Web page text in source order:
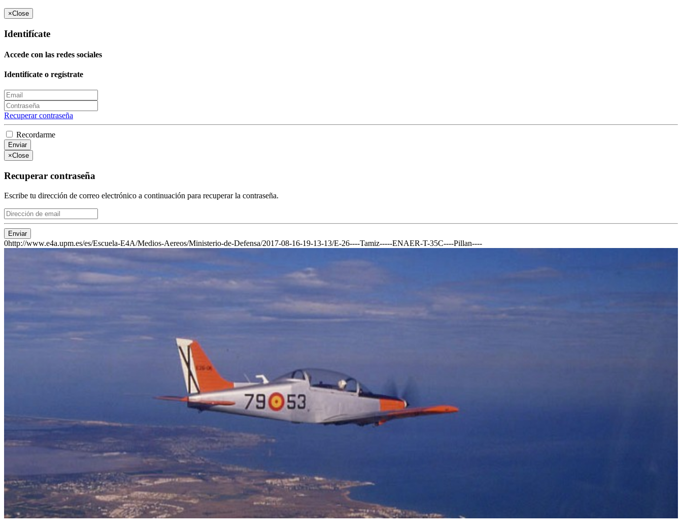
×Close
Identifícate
Accede con las redes sociales
Identifícate o regístrate
Recuperar contraseña
Recordarme
Enviar
×Close
Recuperar contraseña
Escribe tu dirección de correo electrónico a continuación para recuperar la contraseña.
Enviar
0http://www.e4a.upm.es/es/Escuela-E4A/Medios-Aereos/Ministerio-de-Defensa/2017-08-16-19-13-13/E-26----Tamiz-----ENAER-T-35C----Pillan----